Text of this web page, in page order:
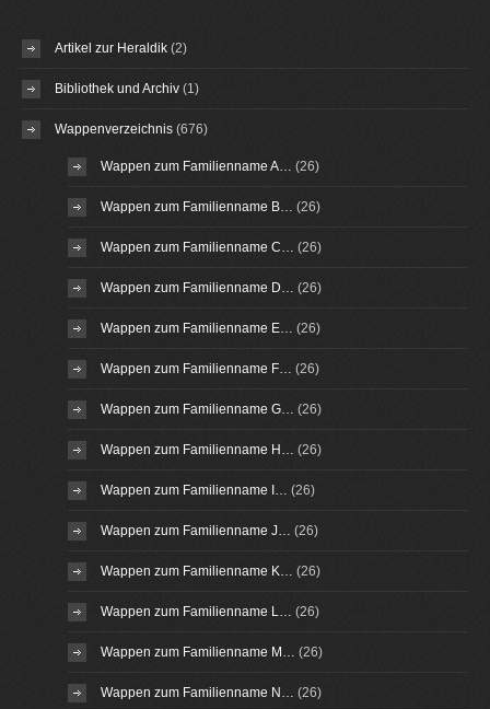
Artikel zur Heraldik (2)
Bibliothek und Archiv (1)
Wappenverzeichnis (676)
Wappen zum Familienname A… (26)
Wappen zum Familienname B… (26)
Wappen zum Familienname C… (26)
Wappen zum Familienname D… (26)
Wappen zum Familienname E… (26)
Wappen zum Familienname F… (26)
Wappen zum Familienname G… (26)
Wappen zum Familienname H… (26)
Wappen zum Familienname I… (26)
Wappen zum Familienname J… (26)
Wappen zum Familienname K… (26)
Wappen zum Familienname L… (26)
Wappen zum Familienname M… (26)
Wappen zum Familienname N… (26)